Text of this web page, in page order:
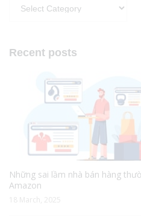
Recent posts
Những sai lầm nhà bán hàng
Amazon
18 March, 2025